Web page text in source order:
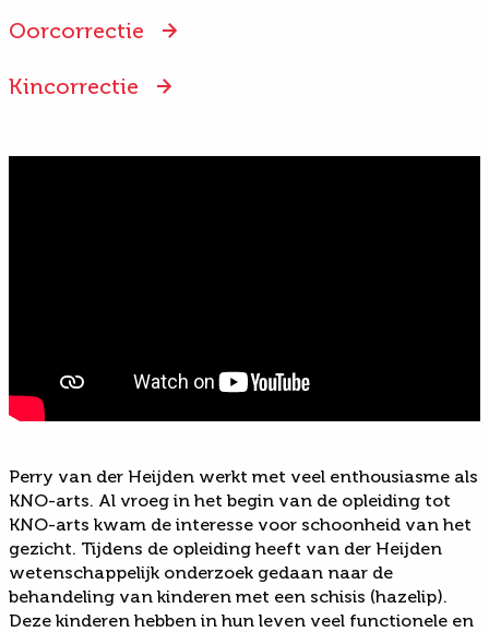
Oorcorrectie
Kincorrectie
Perry van der Heijden werkt met veel enthousiasme als
KNO-arts. Al vroeg in het begin van de opleiding tot
KNO-arts kwam de interesse voor schoonheid van het
gezicht. Tijdens de opleiding heeft van der Heijden
wetenschappelijk onderzoek gedaan naar de
behandeling van kinderen met een schisis (hazelip).
Deze kinderen hebben in hun leven veel functionele en